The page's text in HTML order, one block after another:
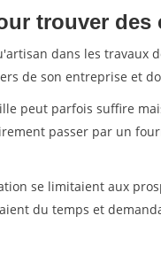
trouver des
dans les travaux
de son entreprise et
peut parfois suffire
passer par un
se limitaient aux
du temps et